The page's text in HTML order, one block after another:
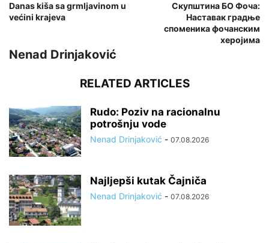
Danas kiša sa grmljavinom u
većini krajeva
Скупштина БО Фоча:
Наставак градње
споменика фочанским
херојима
Nenad Drinjaković
RELATED ARTICLES
Rudo: Poziv na racionalnu
potrošnju vode
Nenad Drinjaković - 07.08.2026
Najljepši kutak Čajniča
Nenad Drinjaković - 07.08.2026